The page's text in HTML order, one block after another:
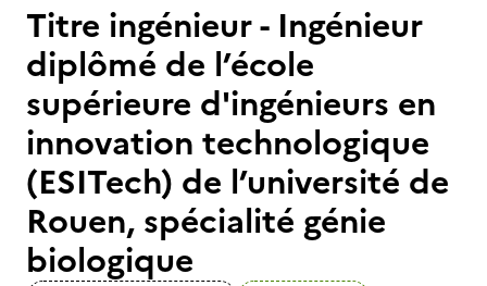
Titre ingénieur - Ingénieur
diplômé de l’école
supérieure d'ingénieurs en
innovation technologique
(ESITech) de l’université de
Rouen, spécialité génie
biologique